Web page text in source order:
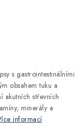
s gastrointestinálními
obsahem tuku a
akutních střevních
minerály a
informací